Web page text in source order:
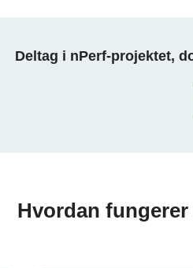
Deltag i nPerf-projektet,
Hvordan